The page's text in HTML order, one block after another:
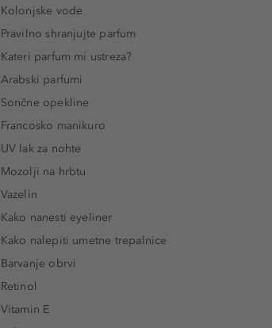
Kolonjske vode
Pravilno shranjujte parfum
Kateri parfum mi ustreza?
Arabski parfumi
Sončne opekline
Francosko manikuro
UV lak za nohte
Mozolji na hrbtu
Vazelin
Kako nanesti eyeliner
Kako nalepiti umetne trepalnice
Barvanje obrvi
Retinol
Vitamin E